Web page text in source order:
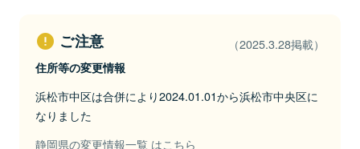
ご注意 （2025.3.28掲載）
住所等の変更情報
浜松市中区は合併により2024.01.01から浜松市中央区に
なりました
静岡県の変更情報一覧 はこちら